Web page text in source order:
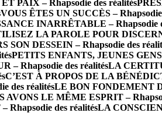
PAIX – Rhapsodie des réalités
VOUS ÊTES UN SUCCÈS –
INARRÊTABLE – Rhapsodie
LA PAROLE POUR
SON DESSEIN – Rhapsodie des
PETITS ENFANTS, JEUNES
– Rhapsodie des réalitésLA
C’EST À PROPOS DE LA
des réalitésLE BON FONDEMENT
AVONS LE MÊME ESPRIT –
Rhapsodie des réalitésLA